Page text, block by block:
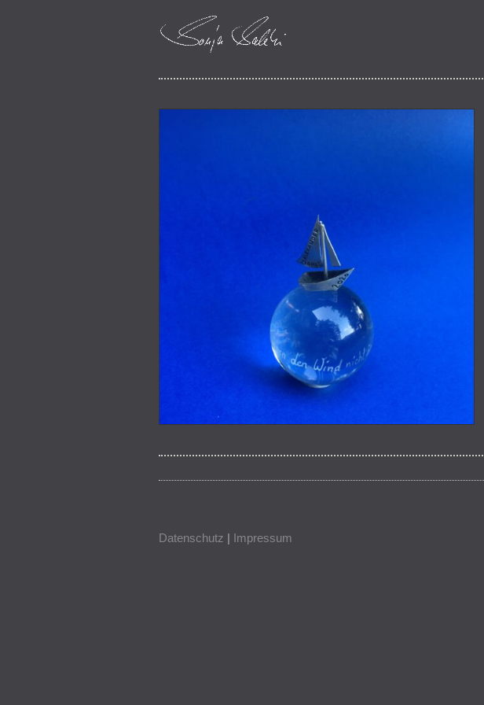
Schmuckerzaehlt
Sonja Salehi
Datenschutz | Impressum